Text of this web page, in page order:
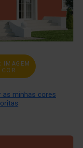
IMAGEM
COR
as minhas cores